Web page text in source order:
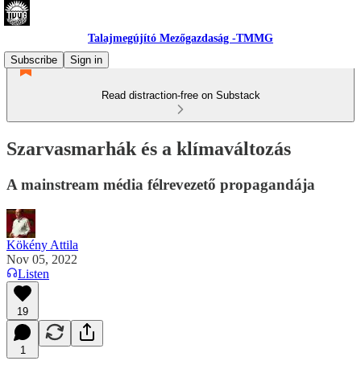
Talajmegújító Mezőgazdaság -TMMG
Subscribe
Sign in
Read distraction-free on Substack
Szarvasmarhák és a klímaváltozás
A mainstream média félrevezető propagandája
Kökény Attila
Nov 05, 2022
Listen
19
1